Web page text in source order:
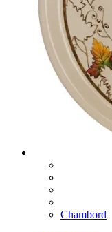
Chambord